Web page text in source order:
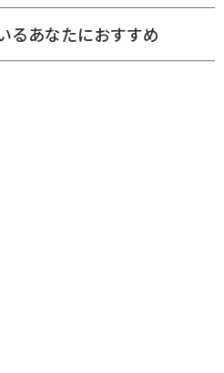
るあなたにおすすめ